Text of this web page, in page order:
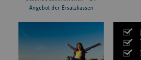
Angebot der Ersatzkassen